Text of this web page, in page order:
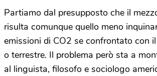
Partiamo dal presupposto che il
risulta comunque quello meno
emissioni di CO2 se confrontato con
o terrestre. Il problema però sta a
al linguista, filosofo e sociologo